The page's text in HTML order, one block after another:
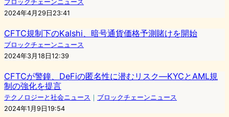
ブロックチェーンニュース
2024年4月29日23:41
CFTC規制下のKalshi、暗号通貨価格予測賭けを開始
ブロックチェーンニュース
2024年3月18日12:39
CFTCが警鐘、DeFiの匿名性に潜むリスク—KYCとAML規
制の強化を提言
テクノロジーと社会ニュース ｜ ブロックチェーンニュース
2024年1月9日19:54